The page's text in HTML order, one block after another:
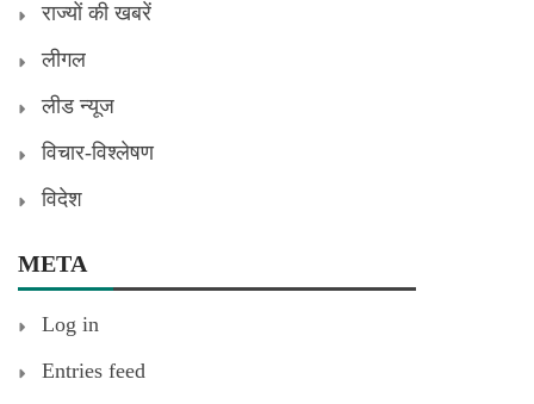
राज्यों की खबरें
लीगल
लीड न्यूज
विचार-विश्लेषण
विदेश
META
Log in
Entries feed